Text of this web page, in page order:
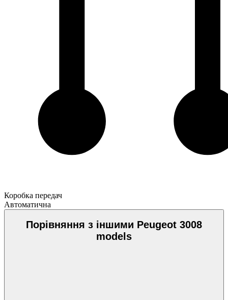
Коробка передач
Автоматична
Порівняння з іншими Peugeot 3008
models